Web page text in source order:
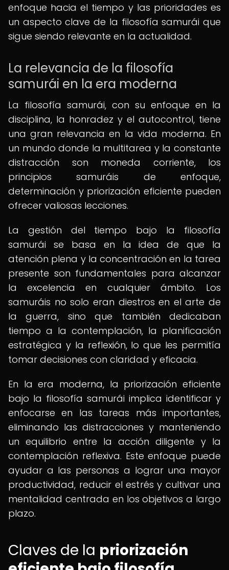
enfoque hacia el tiempo y las prioridades es
un aspecto clave de la filosofía samurái que
sigue siendo relevante en la actualidad.
La relevancia de la filosofía
samurái en la era moderna
La filosofía samurái, con su enfoque en la
disciplina, la honradez y el autocontrol, tiene
una gran relevancia en la vida moderna. En
un mundo donde la multitarea y la constante
distracción son moneda corriente, los
principios samuráis de enfoque,
determinación y priorización eficiente pueden
ofrecer valiosas lecciones.
La gestión del tiempo bajo la filosofía
samurái se basa en la idea de que la
atención plena y la concentración en la tarea
presente son fundamentales para alcanzar
la excelencia en cualquier ámbito. Los
samuráis no solo eran diestros en el arte de
la guerra, sino que también dedicaban
tiempo a la contemplación, la planificación
estratégica y la reflexión, lo que les permitía
tomar decisiones con claridad y eficacia.
En la era moderna, la priorización eficiente
bajo la filosofía samurái implica identificar y
enfocarse en las tareas más importantes,
eliminando las distracciones y manteniendo
un equilibrio entre la acción diligente y la
contemplación reflexiva. Este enfoque puede
ayudar a las personas a lograr una mayor
productividad, reducir el estrés y cultivar una
mentalidad centrada en los objetivos a largo
plazo.
Claves de la priorización